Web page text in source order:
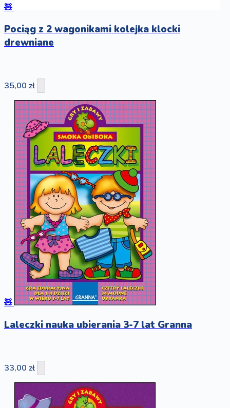
🧸
Pociąg z 2 wagonikami kolejka klocki
drewniane
35,00 zł
🧸
Laleczki nauka ubierania 3-7 lat Granna
33,00 zł